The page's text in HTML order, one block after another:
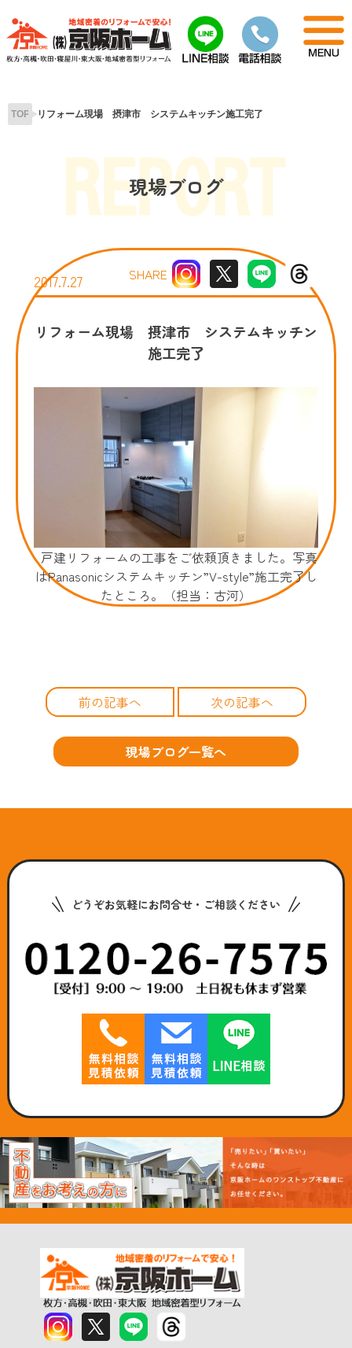
content
TOP リフォーム現場 摂津市 システムキッチン施工完了
現場ブログ
2017.7.27 SHARE
リフォーム現場 摂津市 システムキッチン
施工完了
戸建リフォームの工事をご依頼頂きました。写真
はPanasonicシステムキッチン”V-style”施工完了し
たところ。（担当：古河）
前の記事へ 次の記事へ
現場ブログ一覧へ
どうぞお気軽にお問合せ・ご相談ください